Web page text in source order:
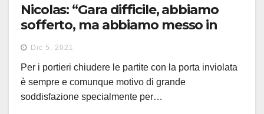
Nicolas: “Gara difficile, abbiamo
sofferto, ma abbiamo messo in
campo lo spirito giusto”
Dic 5, 2021
Per i portieri chiudere le partite con la porta inviolata
è sempre e comunque motivo di grande
soddisfazione specialmente per…